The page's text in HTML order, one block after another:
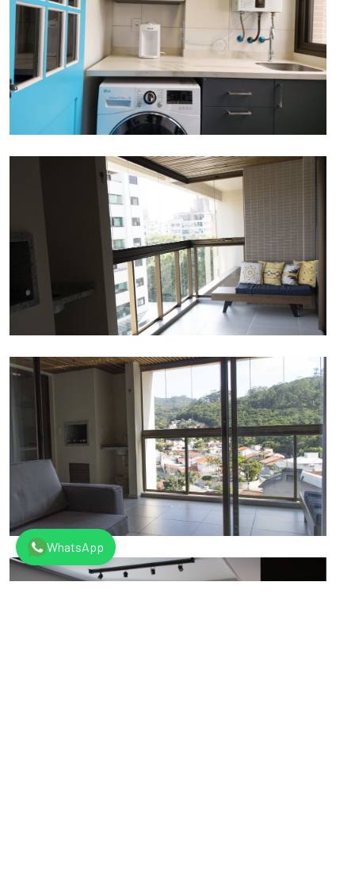
WhatsApp